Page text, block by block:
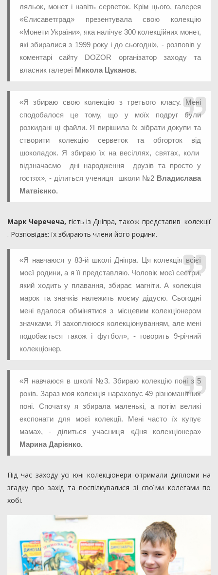
ляльок, монет і навіть серветок. Крім цього, галерея
«Єлисаветград» презентувала свою колекцію
«Монети України», яка налічує 300 колекційних монет,
які збиралися з 1999 року і до сьогодні», - розповів у
коментарі сайту DOZOR організатор заходу та
власник галереї Микола Цуканов.
«Я збираю свою колекцію з третього класу. Мені
сподобалося це тому, що у моїх подруг були
розкидані ці файли. Я вирішила їх зібрати докупи та
створити колекцію серветок та обгорток від
шоколадок. Я збираю їх на весіллях, святах, коли
відзначаємо дні народження друзів та просто у
гостях», - ділиться учениця школи №2 Владислава
Матвієнко.
Марк Черечеча, гість із Дніпра, також представив колекції
. Розповідає: їх збирають члени його родини.
«Я навчаюся у 83-й школі Дніпра. Ця колекція всієї
моєї родини, а я її представляю. Чоловік моєї сестри,
який ходить у плавання, збирає магніти. А колекція
марок та значків належить моєму дідусю. Сьогодні
мені вдалося обмінятися з місцевим колекціонером
значками. Я захоплююся колекціонуванням, але мені
подобається також і футбол», - говорить 9-річний
колекціонер.
«Я навчаюся в школі №3. Збираю колекцію поні з 5
років. Зараз моя колекція нараховує 49 різноманітних
поні. Спочатку я збирала маленькі, а потім великі
експонати для моєї колекції. Мені часто їх купує
мама», - ділиться учасниця «Дня колекціонера»
Марина Дарієнко.
Під час заходу усі юні колекціонери отримали дипломи на
згадку про захід та поспілкувалися зі своїми колегами по
хобі.